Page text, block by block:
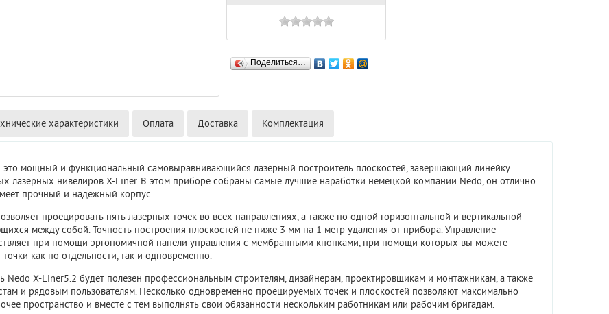
Поделиться…
характеристики Оплата Доставка Комплектация
это мощный и функциональный самовыравнивающийся лазерный построитель плоскостей, завершающий линейку
лазерных нивелиров X-Liner. В этом приборе собраны самые лучшие наработки немецкой компании Nedo, он отлично
прочный и надежный корпус.
проецировать пять лазерных точек во всех направлениях, а также по одной горизонтальной и вертикальной
между собой. Точность построения плоскостей не ниже 3 мм на 1 метр удаления от прибора. Управление
при помощи эргономичной панели управления с мембранными кнопками, при помощи которых вы можете
как по отдельности, так и одновременно.
Nedo X-Liner5.2 будет полезен профессиональным строителям, дизайнерам, проектировщикам и монтажникам, а также
и рядовым пользователям. Несколько одновременно проецируемых точек и плоскостей позволяют максимально
пространство и вместе с тем выполнять свои обязанности нескольким работникам или рабочим бригадам.